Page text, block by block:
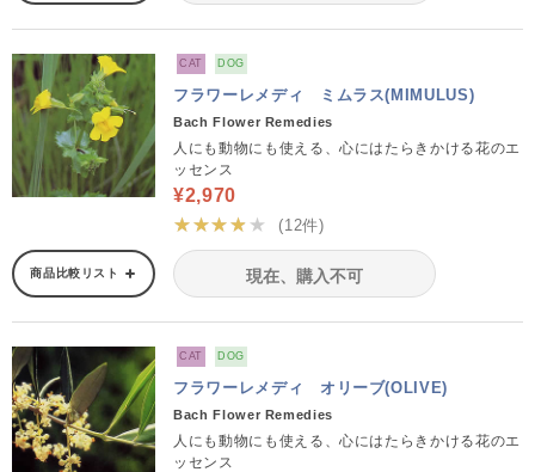
CAT DOG
フラワーレメディ ミムラス(MIMULUS)
Bach Flower Remedies
人にも動物にも使える、心にはたらきかける花のエ
ッセンス
¥2,970
★★★★★
(12件)
商品比較リスト 現在、購入不可
CAT DOG
フラワーレメディ オリーブ(OLIVE)
Bach Flower Remedies
人にも動物にも使える、心にはたらきかける花のエ
ッセンス